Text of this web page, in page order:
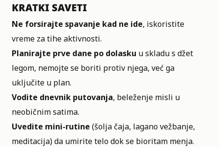
KRATKI SAVETI
Ne forsirajte spavanje kad ne ide, iskoristite
vreme za tihe aktivnosti.
Planirajte prve dane po dolasku u skladu s džet
legom, nemojte se boriti protiv njega, već ga
uključite u plan.
Vodite dnevnik putovanja, beleženje misli u
neobičnim satima.
Uvedite mini-rutine (šolja čaja, lagano vežbanje,
meditacija) da umirite telo dok se bioritam menja.